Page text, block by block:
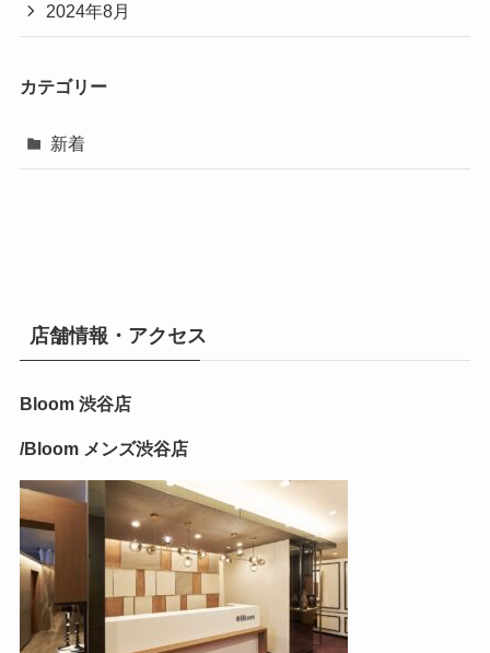
2024年8月
カテゴリー
新着
店舗情報・アクセス
Bloom 渋谷店
/Bloom メンズ渋谷店